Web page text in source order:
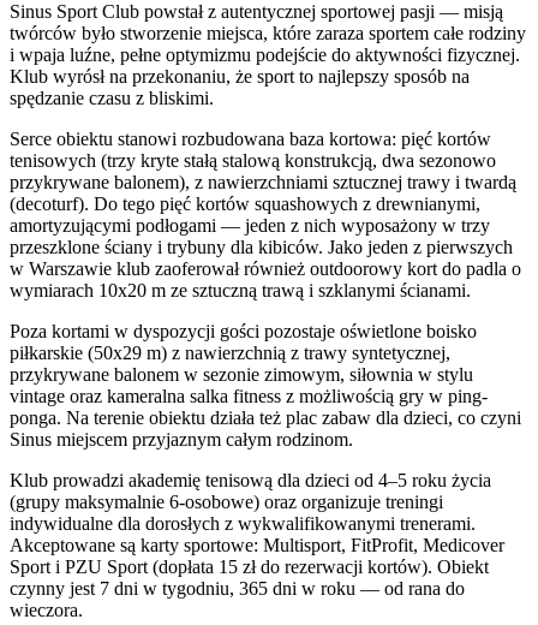
Sinus Sport Club powstał z autentycznej sportowej pasji — misją
twórców było stworzenie miejsca, które zaraza sportem całe rodziny
i wpaja luźne, pełne optymizmu podejście do aktywności fizycznej.
Klub wyrósł na przekonaniu, że sport to najlepszy sposób na
spędzanie czasu z bliskimi.
Serce obiektu stanowi rozbudowana baza kortowa: pięć kortów
tenisowych (trzy kryte stałą stalową konstrukcją, dwa sezonowo
przykrywane balonem), z nawierzchniami sztucznej trawy i twardą
(decoturf). Do tego pięć kortów squashowych z drewnianymi,
amortyzującymi podłogami — jeden z nich wyposażony w trzy
przeszklone ściany i trybuny dla kibiców. Jako jeden z pierwszych
w Warszawie klub zaoferował również outdoorowy kort do padla o
wymiarach 10x20 m ze sztuczną trawą i szklanymi ścianami.
Poza kortami w dyspozycji gości pozostaje oświetlone boisko
piłkarskie (50x29 m) z nawierzchnią z trawy syntetycznej,
przykrywane balonem w sezonie zimowym, siłownia w stylu
vintage oraz kameralna salka fitness z możliwością gry w ping-
ponga. Na terenie obiektu działa też plac zabaw dla dzieci, co czyni
Sinus miejscem przyjaznym całym rodzinom.
Klub prowadzi akademię tenisową dla dzieci od 4–5 roku życia
(grupy maksymalnie 6-osobowe) oraz organizuje treningi
indywidualne dla dorosłych z wykwalifikowanymi trenerami.
Akceptowane są karty sportowe: Multisport, FitProfit, Medicover
Sport i PZU Sport (dopłata 15 zł do rezerwacji kortów). Obiekt
czynny jest 7 dni w tygodniu, 365 dni w roku — od rana do
wieczora.